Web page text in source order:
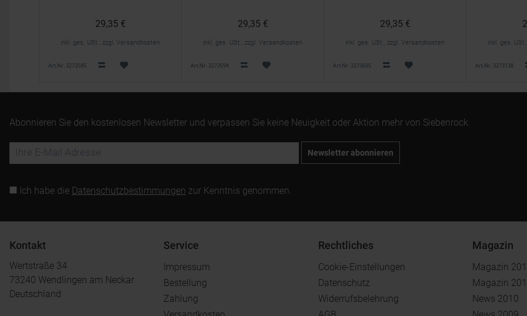
29,35 €
inkl. ges. USt., zzgl. Versandkosten
Art.Nr. 3273585
29,35 €
inkl. ges. USt., zzgl. Versandkosten
Art.Nr. 3273594
29,35 €
inkl. ges. USt., zzgl. Versandkosten
Art.Nr. 3273605
inkl. ges.
Art.Nr. 3273138
Abonnieren Sie den kostenlosen Newsletter und verpassen Sie keine Neuigkeit oder Aktion mehr von Siebenrock.
Newsletter abonnieren
Ich habe die Datenschutzbestimmungen zur Kenntnis genommen.
Kontakt
Wertstraße 34
73240 Wendlingen am Neckar
Deutschland
Service
Impressum
Bestellung
Zahlung
Rechtliches
Cookie-Einstellungen
Datenschutz
Widerrufsbelehrung
Magazin
Magazin
Magazin
News 2010